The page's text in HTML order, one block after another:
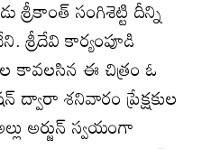
శ్రీకాంత్‌ సంగిశెట్టి దీన్ని
శ్రీదేవి కార్యంపూడి
కావలసిన ఈ చిత్రం ఓ
ద్వారా శనివారం ప్రేక్షకుల
అర్జున్‌ స్వయంగా